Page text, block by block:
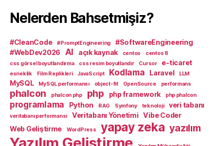
Nelerden Bahsetmişiz?
#CleanCode #PromptEngineering
#SoftwareEngineering
#WebDev2026
AI açık kaynak centos
centos 8
css görsel boyutlandırma
css resim boyutlandır Cursor e-ticaret
esneklik Film Replikleri JavaScript Kodlama Laravel LLM
MySQL MySQL performansı object-fit OpenSource performans
phalcon phalcon php php php framework php phalcon
programlama Python RAG Symfony teknoloji veri tabanı
veritabanı performansı Veritabanı Yönetimi Vibe Coder
Web Geliştirme
WordPress yapay zeka yazılım